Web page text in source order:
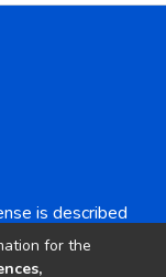
is described
for the